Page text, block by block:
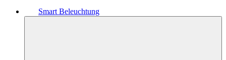
Smart Beleuchtung